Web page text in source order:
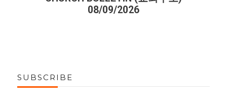
08/09/2026
SUBSCRIBE